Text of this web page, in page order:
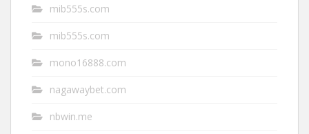
mib555s.com
mib555s.com
mono16888.com
nagawaybet.com
nbwin.me